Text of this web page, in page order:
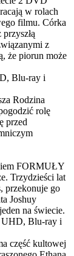
w rolach
filmu. Córka
z
że piorun może
Blu-ray i
Rodzina
rolę
przed
FORMUŁY
Trzydzieści lat
przekonuje go
Joshuy
na świecie.
UHD, Blu-ray i
część kultowej